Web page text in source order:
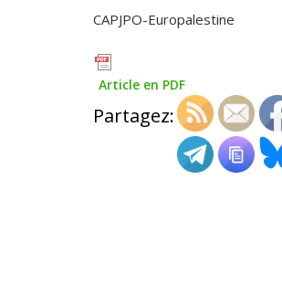
CAPJPO-Europalestine
Article en PDF
Partagez: